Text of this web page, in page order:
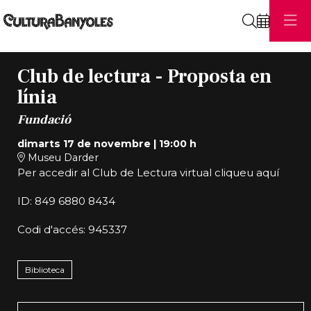
Club de lectura - Proposta en
línia
Fundació
dimarts 17 de novembre| 19:00 h
Museu Darder
Per accedir al Club de Lectura virtual cliqueu aquí
ID: 849 6880 8434
Codi d'accés: 945337
Biblioteca